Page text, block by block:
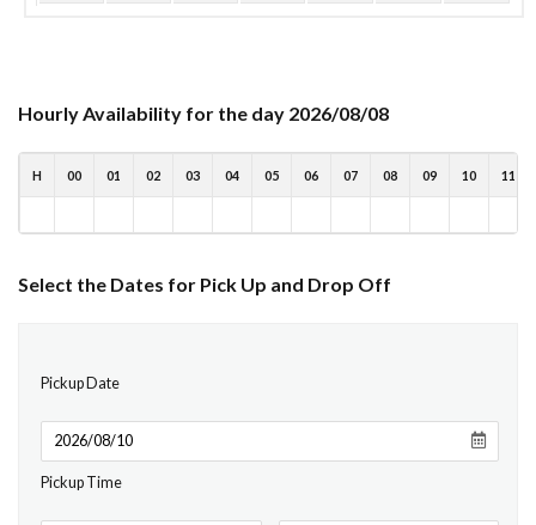
Hourly Availability for the day 2026/08/08
H 00 01 02 03 04 05 06 07 08 09 10 11
Select the Dates for Pick Up and Drop Off
Pickup Date
Pickup Time